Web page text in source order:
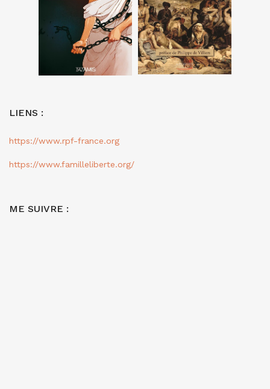
LIENS :
https://www.rpf-france.org
https://www.familleliberte.org/
ME SUIVRE :